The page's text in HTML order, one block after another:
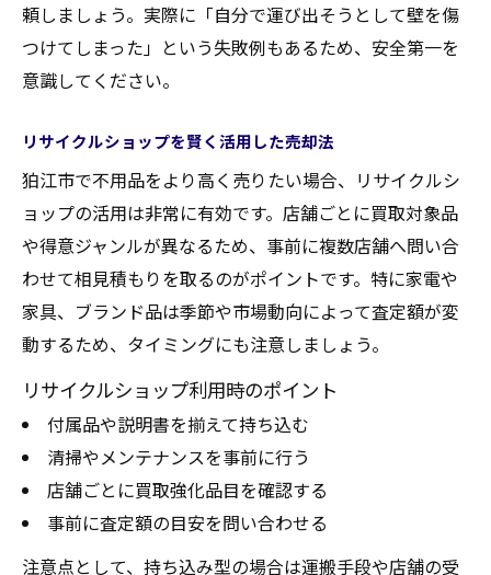
頼しましょう。実際に「自分で運び出そうとして壁を傷
つけてしまった」という失敗例もあるため、安全第一を
意識してください。
リサイクルショップを賢く活用した売却法
狛江市で不用品をより高く売りたい場合、リサイクルシ
ョップの活用は非常に有効です。店舗ごとに買取対象品
や得意ジャンルが異なるため、事前に複数店舗へ問い合
わせて相見積もりを取るのがポイントです。特に家電や
家具、ブランド品は季節や市場動向によって査定額が変
動するため、タイミングにも注意しましょう。
リサイクルショップ利用時のポイント
付属品や説明書を揃えて持ち込む
清掃やメンテナンスを事前に行う
店舗ごとに買取強化品目を確認する
事前に査定額の目安を問い合わせる
注意点として、持ち込み型の場合は運搬手段や店舗の受